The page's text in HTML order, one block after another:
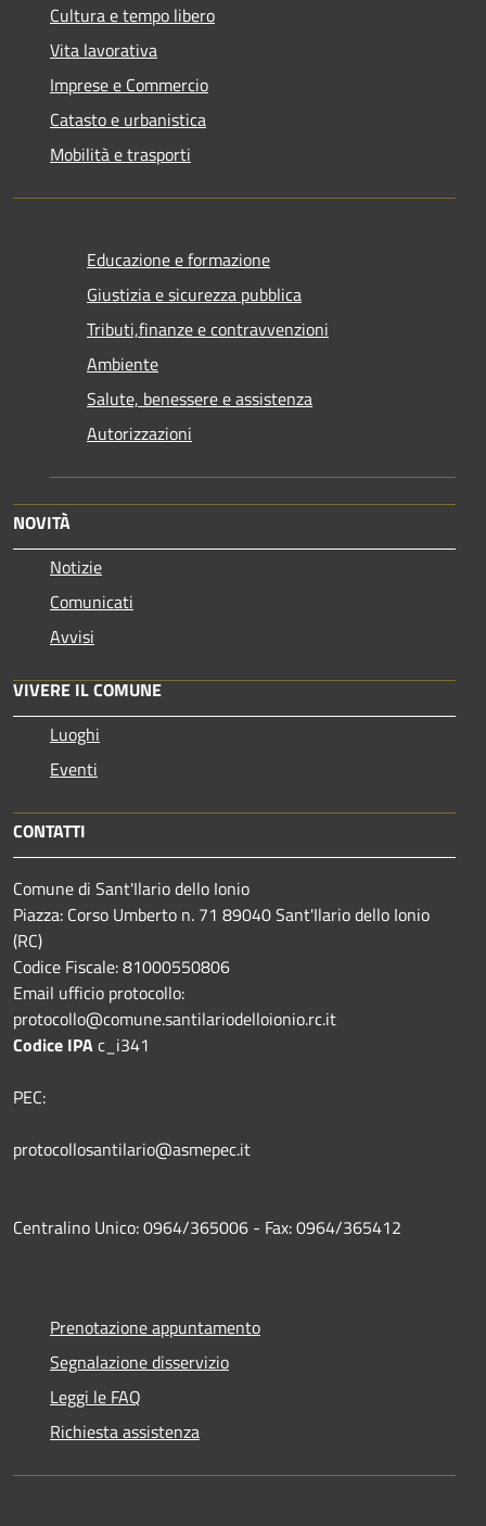
Cultura e tempo libero
Vita lavorativa
Imprese e Commercio
Catasto e urbanistica
Mobilità e trasporti
Educazione e formazione
Giustizia e sicurezza pubblica
Tributi,finanze e contravvenzioni
Ambiente
Salute, benessere e assistenza
Autorizzazioni
NOVITÀ
Notizie
Comunicati
Avvisi
VIVERE IL COMUNE
Luoghi
Eventi
CONTATTI
Comune di Sant'Ilario dello Ionio
Piazza: Corso Umberto n. 71 89040 Sant'Ilario dello Ionio
(RC)
Codice Fiscale: 81000550806
Email ufficio protocollo:
protocollo@comune.santilariodelloionio.rc.it
Codice IPAc_i341
PEC:
protocollosantilario@asmepec.it
Centralino Unico: 0964/365006 - Fax: 0964/365412
Prenotazione appuntamento
Segnalazione disservizio
Leggi le FAQ
Richiesta assistenza